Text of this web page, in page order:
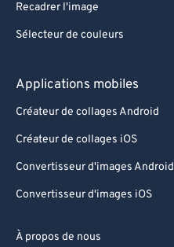
Recadrer l'image
Sélecteur de couleurs
Applications mobiles
Créateur de collages Android
Créateur de collages iOS
Convertisseur d'images Android
Convertisseur d'images iOS
À propos de nous